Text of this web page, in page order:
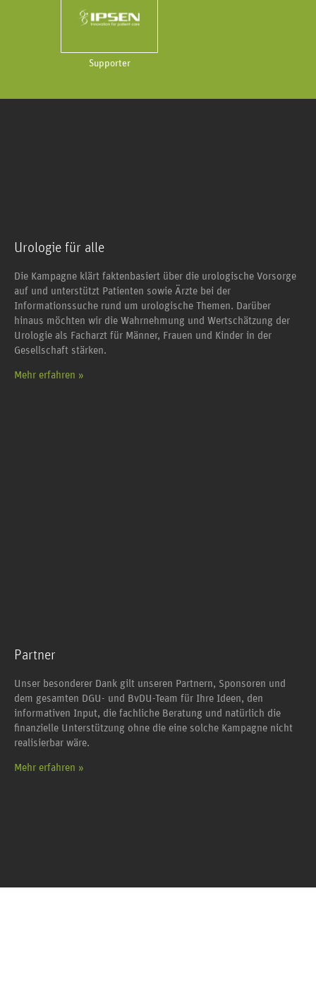
Supporter
Urologie für alle
Die Kampagne klärt faktenbasiert über die urologische Vorsorge
auf und unterstützt Patienten sowie Ärzte bei der
Informationssuche rund um urologische Themen. Darüber
hinaus möchten wir die Wahrnehmung und Wertschätzung der
Urologie als Facharzt für Männer, Frauen und Kinder in der
Gesellschaft stärken.
Mehr erfahren »
Partner
Unser besonderer Dank gilt unseren Partnern, Sponsoren und
dem gesamten DGU- und BvDU-Team für Ihre Ideen, den
informativen Input, die fachliche Beratung und natürlich die
finanzielle Unterstützung ohne die eine solche Kampagne nicht
realisierbar wäre.
Mehr erfahren »